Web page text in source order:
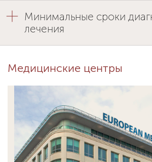
Минимальные сроки
лечения
Медицинские центры